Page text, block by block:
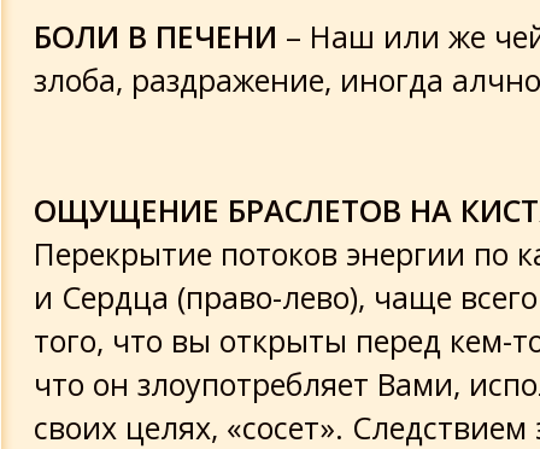
БОЛИ В ПЕЧЕНИ – Наш или же
злоба, раздражение, иногда
ОЩУЩЕНИЕ БРАСЛЕТОВ НА
Перекрытие потоков энергии по
и Сердца (право-лево), чаще
того, что вы открыты перед кем-
что он злоупотребляет Вами,
своих целях, «сосет». Следствием